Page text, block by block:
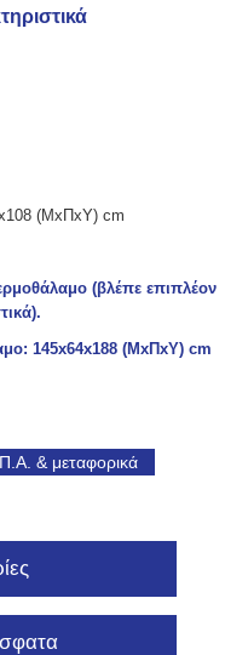
(ΜxΠxΥ) cm
(βλέπε επιπλέον
145x64x188 (ΜxΠxΥ) cm
& μεταφορικά